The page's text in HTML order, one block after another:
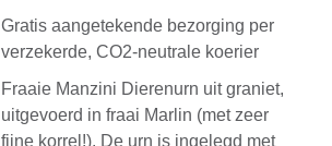
Gratis aangetekende bezorging per
verzekerde, CO2-neutrale koerier
Fraaie Manzini Dierenurn uit graniet,
uitgevoerd in fraai Marlin (met zeer
fijne korrel!). De urn is ingelegd met